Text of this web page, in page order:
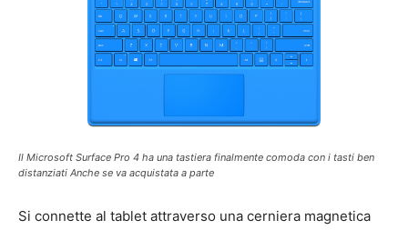
Il Microsoft Surface Pro 4 ha una tastiera finalmente comoda con i tasti ben
distanziati Anche se va acquistata a parte
Si connette al tablet attraverso una cerniera magnetica